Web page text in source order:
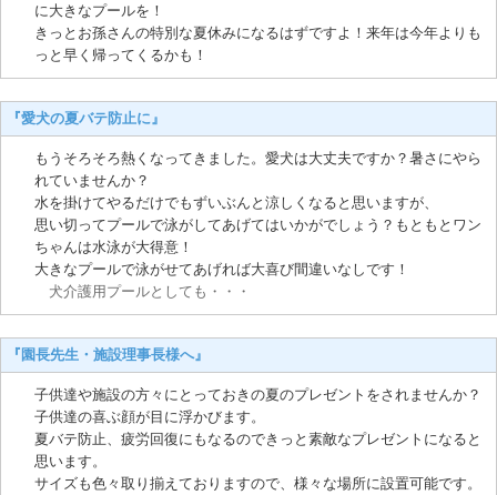
に大きなプールを！
きっとお孫さんの特別な夏休みになるはずですよ！来年は今年よりも
っと早く帰ってくるかも！
『愛犬の夏バテ防止に』
もうそろそろ熱くなってきました。愛犬は大丈夫ですか？暑さにやら
れていませんか？
水を掛けてやるだけでもずいぶんと涼しくなると思いますが、
思い切ってプールで泳がしてあげてはいかがでしょう？もともとワン
ちゃんは水泳が大得意！
大きなプールで泳がせてあげれば大喜び間違いなしです！
犬介護用プールとしても・・・
『園長先生・施設理事長様へ』
子供達や施設の方々にとっておきの夏のプレゼントをされませんか？
子供達の喜ぶ顔が目に浮かびます。
夏バテ防止、疲労回復にもなるのできっと素敵なプレゼントになると
思います。
サイズも色々取り揃えておりますので、様々な場所に設置可能です。